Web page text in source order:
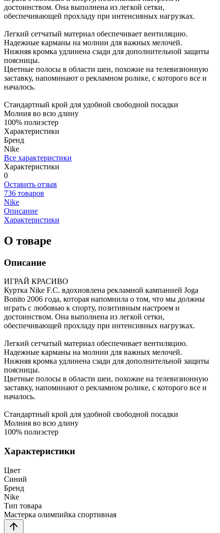
достоинством. Она выполнена из легкой сетки,
обеспечивающей прохладу при интенсивных нагрузках.
Легкий сетчатый материал обеспечивает вентиляцию.
Надежные карманы на молнии для важных мелочей.
Нижняя кромка удлинена сзади для дополнительной защиты
поясницы.
Цветные полосы в области шеи, похожие на телевизионную
заставку, напоминают о рекламном ролике, с которого все и
началось.
Стандартный крой для удобной свободной посадки
Молния во всю длину
100% полиэстер
Характеристики
Бренд
Nike
Все характеристики
Характеристики
0
Оставить отзыв
736 товаров
Nike
Описание
Характеристики
О товаре
Описание
ИГРАЙ КРАСИВО
Куртка Nike F.C. вдохновлена рекламной кампанией Joga
Bonito 2006 года, которая напомнила о том, что мы должны
играть с любовью к спорту, позитивным настроем и
достоинством. Она выполнена из легкой сетки,
обеспечивающей прохладу при интенсивных нагрузках.
Легкий сетчатый материал обеспечивает вентиляцию.
Надежные карманы на молнии для важных мелочей.
Нижняя кромка удлинена сзади для дополнительной защиты
поясницы.
Цветные полосы в области шеи, похожие на телевизионную
заставку, напоминают о рекламном ролике, с которого все и
началось.
Стандартный крой для удобной свободной посадки
Молния во всю длину
100% полиэстер
Характеристики
Цвет
Синий
Бренд
Nike
Тип товара
Мастерка олимпийка спортивная